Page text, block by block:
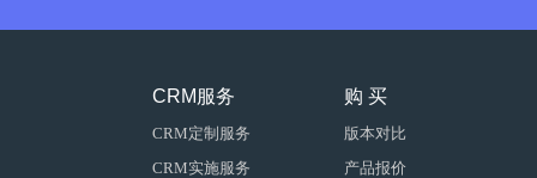
购 买
版本对比
产品报价
CRM服务
CRM定制服务
CRM实施服务